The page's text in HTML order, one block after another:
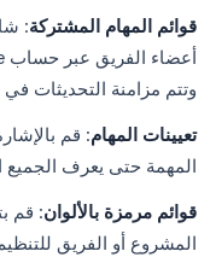
قوائم المهام المشتركة
وتتم مزامنة التحديثات
تعيينات المهام: قم
المهمة حتى يعرف
قوائم مرمزة بالألوان: قم
المشروع أو الفريق